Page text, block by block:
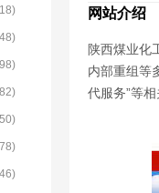
网站介绍
陕西煤业化
内部重组等
代服务”等
)
)
)
)
)
)
)